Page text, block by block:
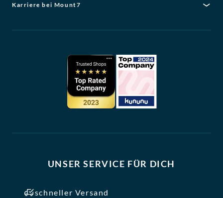
Karriere bei Mount7
UNSER SERVICE FÜR DICH
schneller Versand